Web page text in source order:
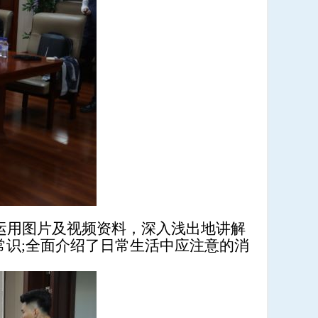
图片及视频资料，深入浅出地讲解
;全面介绍了日常生活中应注意的消